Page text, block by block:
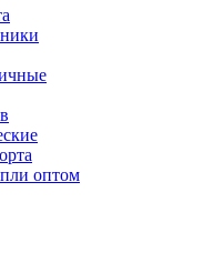
оптом